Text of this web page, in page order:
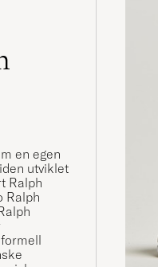
en egen
utviklet
Ralph
Ralph